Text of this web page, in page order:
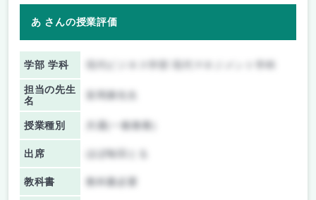
あ さんの授業評価
学部 学科
担当の先生
名
授業種別 共通(一般教養)
出席 ほぼ毎回とる
教科書 教科書必要